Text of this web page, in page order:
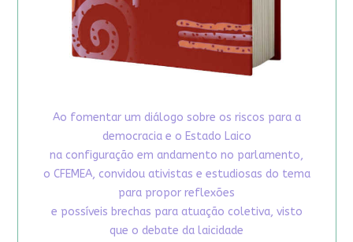
Ao fomentar um diálogo sobre os riscos para a
democracia e o Estado Laico
na configuração em andamento no parlamento,
o CFEMEA, convidou ativistas e estudiosas do tema
para propor reflexões
e possíveis brechas para atuação coletiva, visto
que o debate da laicidade